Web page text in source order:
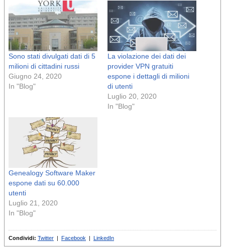
Sono stati divulgati dati di 5
milioni di cittadini russi
Giugno 24, 2020
In "Blog"
La violazione dei dati dei
provider VPN gratuiti
espone i dettagli di milioni
di utenti
Luglio 20, 2020
In "Blog"
Genealogy Software Maker
espone dati su 60.000
utenti
Luglio 21, 2020
In "Blog"
Condividi: Twitter Facebook LinkedIn